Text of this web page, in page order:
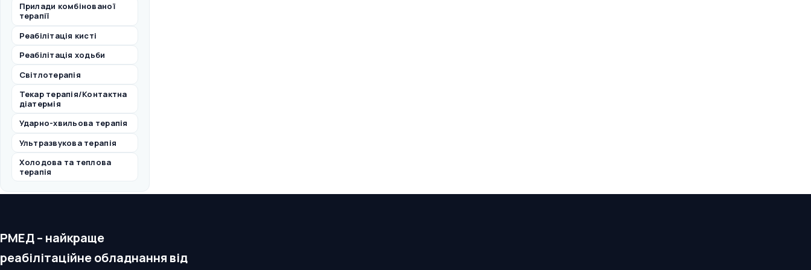
Прилади комбінованої
терапії
Реабілітація кисті
Реабілітація ходьби
Світлотерапія
Текар терапія/Контактна
діатермія
Ударно-хвильова терапія
Ультразвукова терапія
Холодова та теплова
терапія
РМЕД – найкраще
реабілітаційне обладнання від